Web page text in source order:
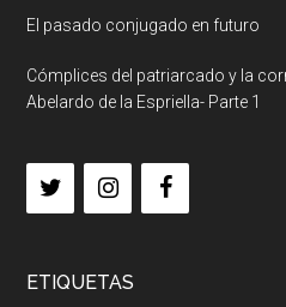
El pasado conjugado en futuro
Cómplices del patriarcado y la
Abelardo de la Espriella- Parte 1
ETIQUETAS